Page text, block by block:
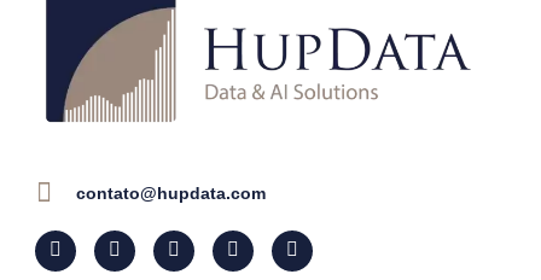
contato@hupdata.com